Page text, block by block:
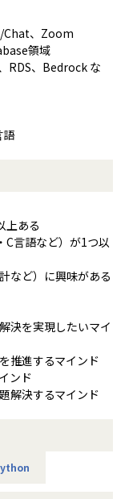
Chat、Zoom
領域
RDS、Bedrock な
語
上ある
言語など）が1つ以
など）に興味がある
決を実現したいマイ
推進するマインド
ンド
解決するマインド